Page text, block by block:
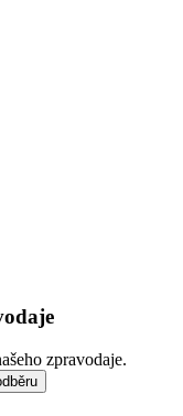
zpravodaje.